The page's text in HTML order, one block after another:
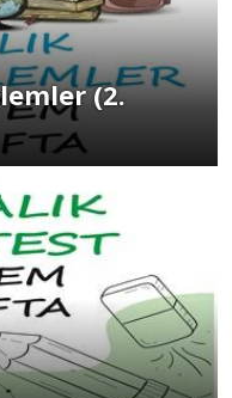
(2.